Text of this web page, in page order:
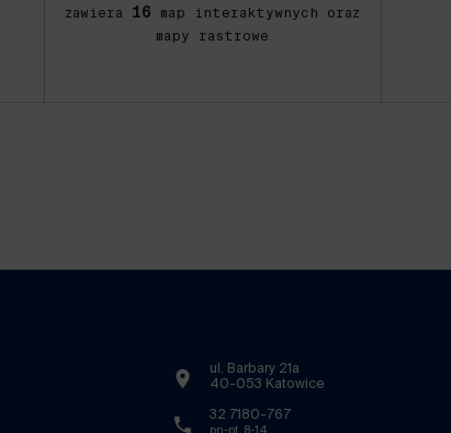
zawiera 16 map interaktywnych oraz
mapy rastrowe
ul. Barbary 21a
40-053 Katowice
32 7180-767
pn-pt. 8-14